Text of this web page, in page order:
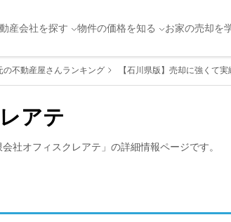
産会社を探す 物件の価格を知る お家の売却を
不動産屋さんランキング 【石川県版】売却に強くて
アテ
会社オフィスクレアテ 」の詳細情報ページです。